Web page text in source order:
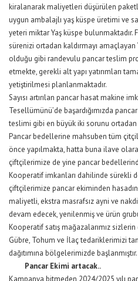
kiralanarak maliyetleri düşürülen
uygun ambalajlı yaş küspe üretimi ve
yeteri miktar Yaş küspe
sürenizi ortadan kaldırmayı
olduğu gibi randevulu pancar teslim
etmekte, gerekli alt yapı yatırımları
yetiştirilmesi planlanmaktadır.
Sayısı artırılan pancar hasat makine
Tesellümünü’de başardığımızda
teslimi gibi en büyük iki sorunu ortadan
Pancar bedellerine mahsuben tüm
önce yapılmakta, hatta buna ilave
çiftçilerimize de yine pancar
Kooperatif imkanları dahilinde sürekli
çiftçilerimize pancar ekiminden
maliyetli, ekstra masrafsız ayni ve
devam edecek, yenilenmiş ve ürün
Kooperatif satış mağazalarımız
Gübre, Tohum ve İlaç tedariklerimizi
dağıtımına bölgelerimizde başlanmıştır.
Pancar Ekimi artacak..